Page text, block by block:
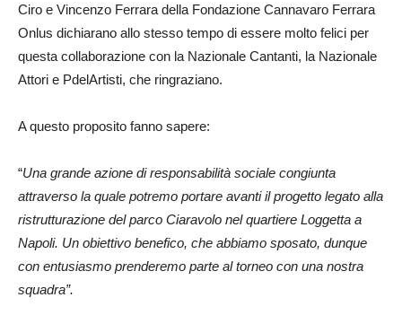
Ciro e Vincenzo Ferrara della Fondazione Cannavaro Ferrara
Onlus dichiarano allo stesso tempo di essere molto felici per
questa collaborazione con la Nazionale Cantanti, la Nazionale
Attori e PdelArtisti, che ringraziano.
A questo proposito fanno sapere:
“Una grande azione di responsabilità sociale congiunta
attraverso la quale potremo portare avanti il progetto legato alla
ristrutturazione del parco Ciaravolo nel quartiere Loggetta a
Napoli. Un obiettivo benefico, che abbiamo sposato, dunque
con entusiasmo prenderemo parte al torneo con una nostra
squadra”.